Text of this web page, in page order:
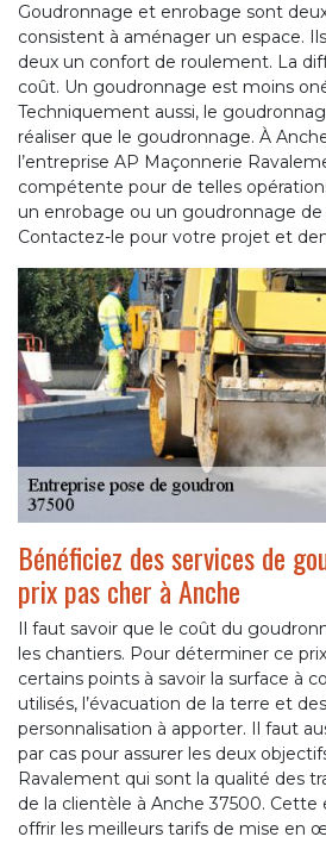
Goudronnage et enrobage sont
consistent à aménager un espace.
deux un confort de roulement. La
coût. Un goudronnage est moins
Techniquement aussi, le
réaliser que le goudronnage. À
l’entreprise AP Maçonnerie
compétente pour de telles
un enrobage ou un goudronnage
Contactez-le pour votre projet et
Bénéficiez des services de
prix pas cher à Anche
Il faut savoir que le coût du
les chantiers. Pour déterminer ce
certains points à savoir la surface à
utilisés, l’évacuation de la terre et
personnalisation à apporter. Il faut
par cas pour assurer les deux
Ravalement qui sont la qualité des
de la clientèle à Anche 37500.
offrir les meilleurs tarifs de mise en